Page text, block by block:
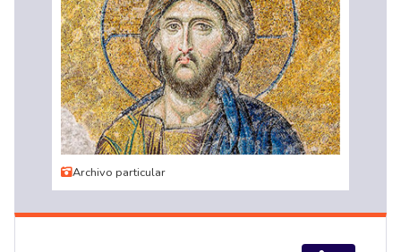
Archivo particular